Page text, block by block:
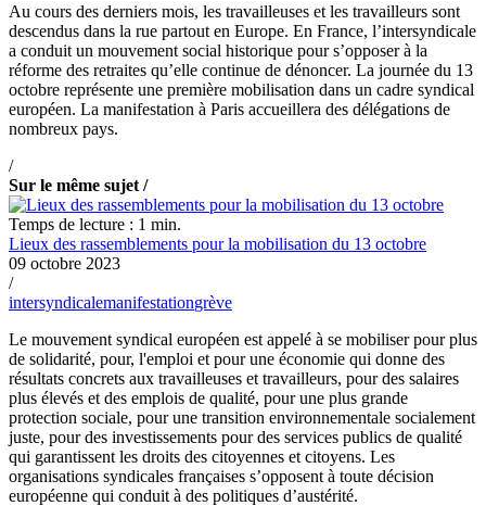
Au cours des derniers mois, les travailleuses et les travailleurs sont
descendus dans la rue partout en Europe. En France, l’intersyndicale
a conduit un mouvement social historique pour s’opposer à la
réforme des retraites qu’elle continue de dénoncer. La journée du 13
octobre représente une première mobilisation dans un cadre syndical
européen. La manifestation à Paris accueillera des délégations de
nombreux pays.
/
Sur le même sujet /
Temps de lecture : 1 min.
Lieux des rassemblements pour la mobilisation du 13 octobre
09 octobre 2023
/
intersyndicalemanifestationgrève
Le mouvement syndical européen est appelé à se mobiliser pour plus
de solidarité, pour, l'emploi et pour une économie qui donne des
résultats concrets aux travailleuses et travailleurs, pour des salaires
plus élevés et des emplois de qualité, pour une plus grande
protection sociale, pour une transition environnementale socialement
juste, pour des investissements pour des services publics de qualité
qui garantissent les droits des citoyennes et citoyens. Les
organisations syndicales françaises s’opposent à toute décision
européenne qui conduit à des politiques d’austérité.